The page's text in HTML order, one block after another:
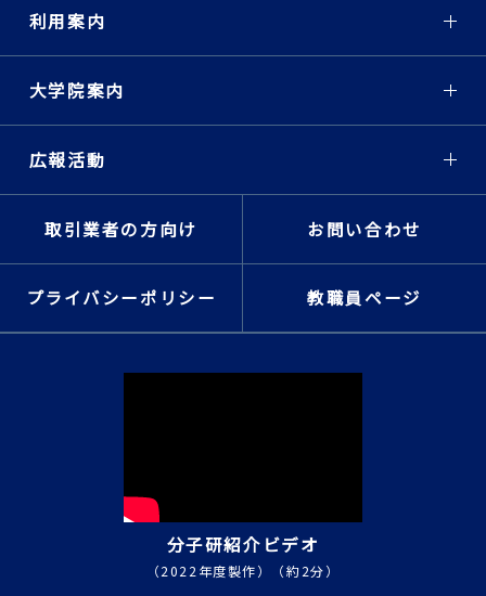
利用案内
大学院案内
広報活動
取引業者の方向け お問い合わせ
プライバシーポリシー 教職員ページ
分子研紹介ビデオ
（2022年度製作）（約2分）